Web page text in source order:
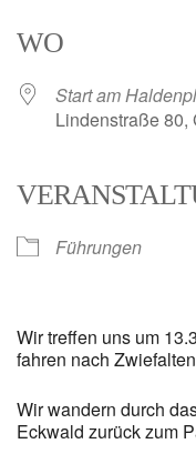
WO
Start am
Lindenstraße 80,
Führungen
Wir treffen uns um
fahren nach
Wir wandern durch
Eckwald zurück zum